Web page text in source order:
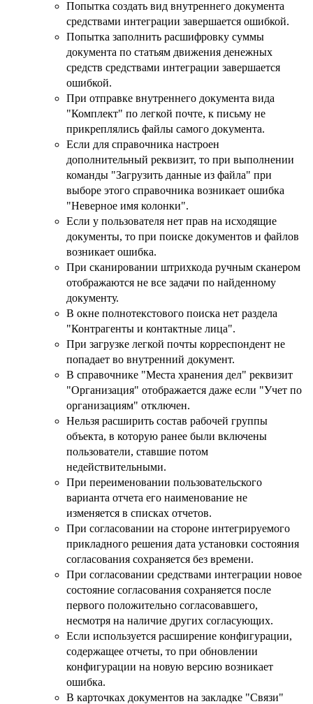
Попытка создать вид внутреннего документа
средствами интеграции завершается ошибкой.
Попытка заполнить расшифровку суммы
документа по статьям движения денежных
средств средствами интеграции завершается
ошибкой.
При отправке внутреннего документа вида
"Комплект" по легкой почте, к письму не
прикреплялись файлы самого документа.
Если для справочника настроен
дополнительный реквизит, то при выполнении
команды "Загрузить данные из файла" при
выборе этого справочника возникает ошибка
"Неверное имя колонки".
Если у пользователя нет прав на исходящие
документы, то при поиске документов и файлов
возникает ошибка.
При сканировании штрихкода ручным сканером
отображаются не все задачи по найденному
документу.
В окне полнотекстового поиска нет раздела
"Контрагенты и контактные лица".
При загрузке легкой почты корреспондент не
попадает во внутренний документ.
В справочнике "Места хранения дел" реквизит
"Организация" отображается даже если "Учет по
организациям" отключен.
Нельзя расширить состав рабочей группы
объекта, в которую ранее были включены
пользователи, ставшие потом
недействительными.
При переименовании пользовательского
варианта отчета его наименование не
изменяется в списках отчетов.
При согласовании на стороне интегрируемого
прикладного решения дата установки состояния
согласования сохраняется без времени.
При согласовании средствами интеграции новое
состояние согласования сохраняется после
первого положительно согласовавшего,
несмотря на наличие других согласующих.
Если используется расширение конфигурации,
содержащее отчеты, то при обновлении
конфигурации на новую версию возникает
ошибка.
В карточках документов на закладке "Связи"